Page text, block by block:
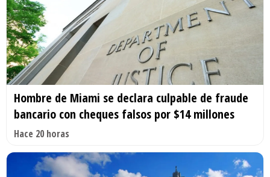
Hombre de Miami se declara culpable de fraude
bancario con cheques falsos por $14 millones
Hace 20 horas